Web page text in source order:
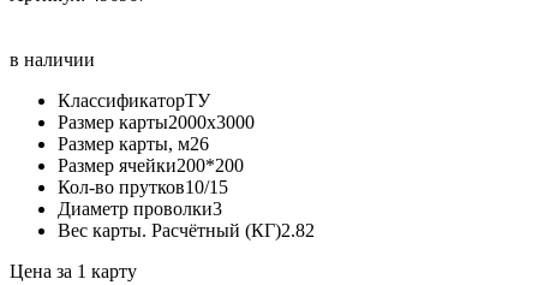
в наличии
КлассификаторТУ
Размер карты2000х3000
Размер карты, м26
Размер ячейки200*200
Кол-во прутков10/15
Диаметр проволки3
Вес карты. Расчётный (КГ)2.82
Цена за 1 карту